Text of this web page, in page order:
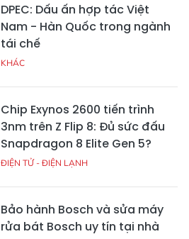
DPEC: Dấu ấn hợp tác Việt
Nam - Hàn Quốc trong ngành
tái chế
KHÁC
Chip Exynos 2600 tiến trình
3nm trên Z Flip 8: Đủ sức đấu
Snapdragon 8 Elite Gen 5?
ĐIỆN TỬ - ĐIỆN LẠNH
Bảo hành Bosch và sửa máy
rửa bát Bosch uy tín tại nhà